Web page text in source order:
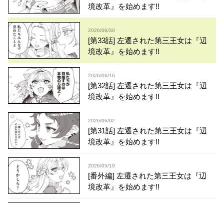
境改革』を始めます!!
2026/06/30
[第33話] 左遷された第三王女は『辺
境改革』を始めます!!
2026/06/16
[第32話] 左遷された第三王女は『辺
境改革』を始めます!!
2026/06/02
[第31話] 左遷された第三王女は『辺
境改革』を始めます!!
2026/05/19
[番外編] 左遷された第三王女は『辺
境改革』を始めます!!